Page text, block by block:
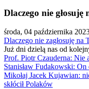
Dlaczego nie głosuję
środa, 04 października
Dlaczego nie zagłosuję na
Już dni dzielą nas od
Prof. Piotr Czauderna: Nie
Stanisław Fudakowski:
Mikołaj Jacek Kujawian:
skłócił Polaków